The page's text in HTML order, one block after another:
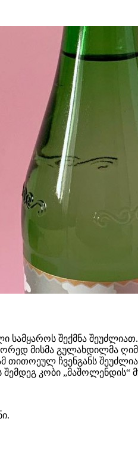
შექმნა
მისმა გულახდილმა
ჩვენგანს
კობი